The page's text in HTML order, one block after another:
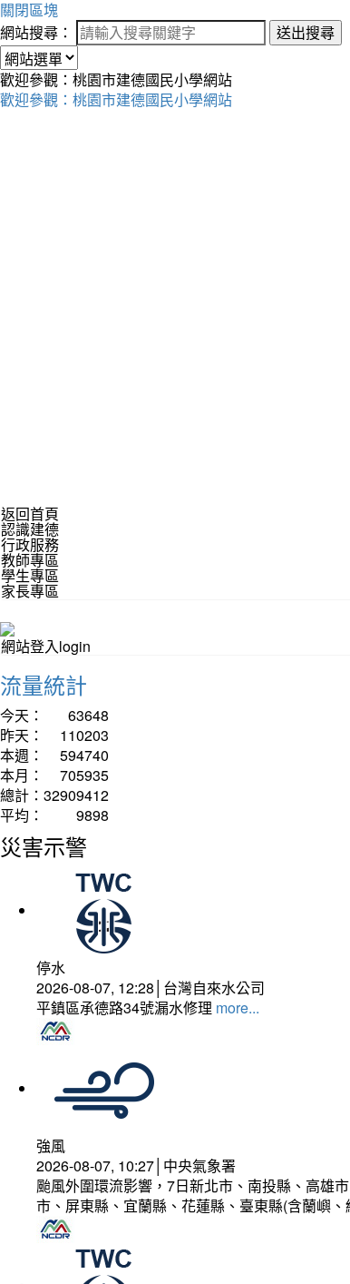
關閉區塊
網站搜尋：
送出搜尋
歡迎參觀：桃園市建德國民小學網站
歡迎參觀：桃園市建德國民小學網站
返回首頁
認識建德
行政服務
教師專區
學生專區
家長專區
網站登入login
流量統計
今天：
63648
昨天：
110203
本週：
594740
本月：
705935
總計： 32909412
平均：
9898
災害示警
停水
2026-08-07, 12:28│台灣自來水公司
平鎮區承德路34號漏水修理 more...
強風
2026-08-07, 10:27│中央氣象署
颱風外圍環流影響，7日新北市、南投縣、高雄
市、屏東縣、宜蘭縣、花蓮縣、臺東縣(含蘭嶼